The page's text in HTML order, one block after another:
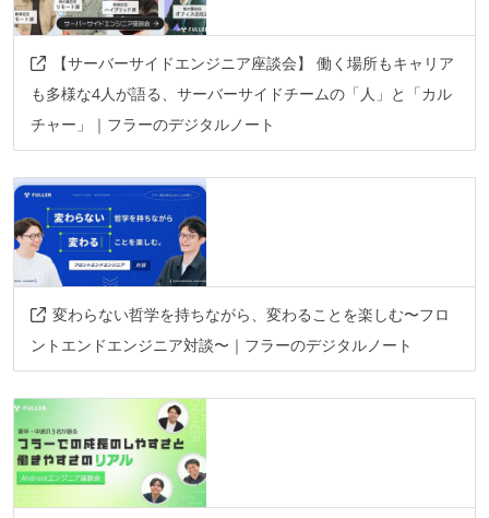
【サーバーサイドエンジニア座談会】 働く場所もキャリア
も多様な4人が語る、サーバーサイドチームの「人」と「カル
チャー」｜フラーのデジタルノート
変わらない哲学を持ちながら、変わることを楽しむ〜フロ
ントエンドエンジニア対談〜｜フラーのデジタルノート